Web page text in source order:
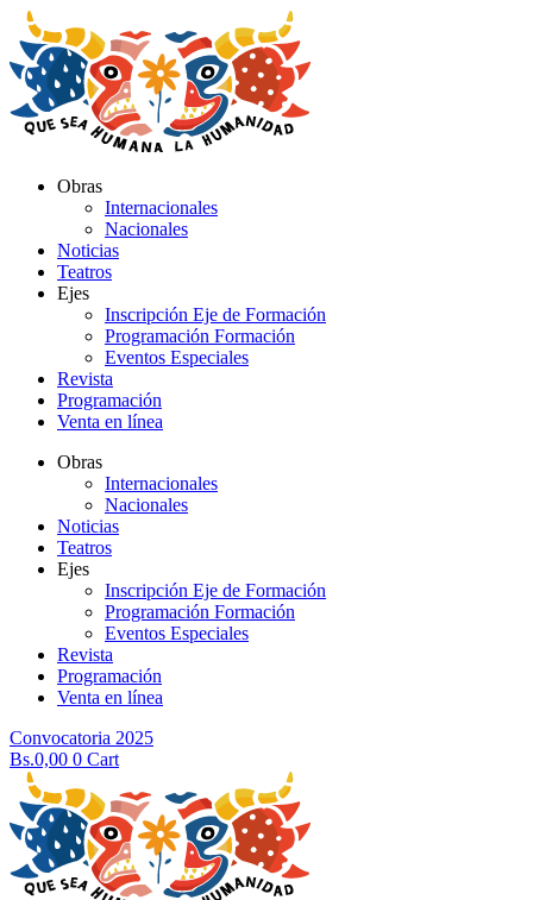
al
contenido
Obras
Internacionales
Nacionales
Noticias
Teatros
Ejes
Inscripción Eje de Formación
Programación Formación
Eventos Especiales
Revista
Programación
Venta en línea
Obras
Internacionales
Nacionales
Noticias
Teatros
Ejes
Inscripción Eje de Formación
Programación Formación
Eventos Especiales
Revista
Programación
Venta en línea
Convocatoria 2025
Bs.0,00 0 Cart